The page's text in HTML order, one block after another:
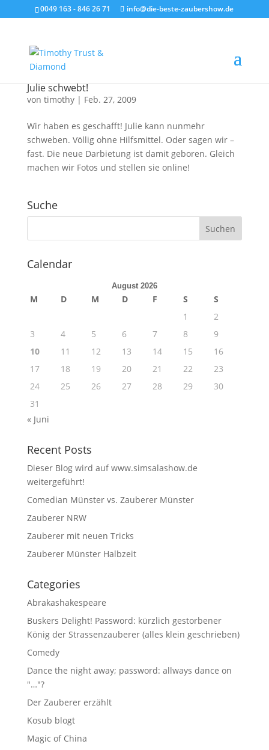
0049 163 - 846 26 71 info@die-beste-zaubershow.de
Julie schwebt!
von timothy| Feb. 27, 2009
Wir haben es geschafft! Julie kann nunmehr
schweben. Völlig ohne Hilfsmittel. Oder sagen wir –
fast. Die neue Darbietung ist damit geboren. Gleich
machen wir Fotos und stellen sie online!
Suche
Calendar
August 2026
M D M D F S
S
1
2
3
4 5 6 7 8
9
10
11 12 13 14 15
16
17
18 19 20 21 22
23
24
25 26 27 28 29
30
31
« Juni
Recent Posts
Dieser Blog wird auf www.simsalashow.de
weitergeführt!
Comedian Münster vs. Zauberer Münster
Zauberer NRW
Zauberer mit neuen Tricks
Zauberer Münster Halbzeit
Categories
Abrakashakespeare
Buskers Delight! Password: kürzlich gestorbener
König der Strassenzauberer (alles klein geschrieben)
Comedy
Dance the night away; password: allways dance on
"…"?
Der Zauberer erzählt
Kosub blogt
Magic of China